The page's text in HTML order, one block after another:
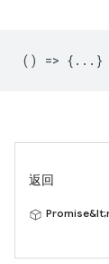
() => {...}
返回